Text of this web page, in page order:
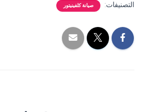
التصنيفات: صيانة كلفينيتور